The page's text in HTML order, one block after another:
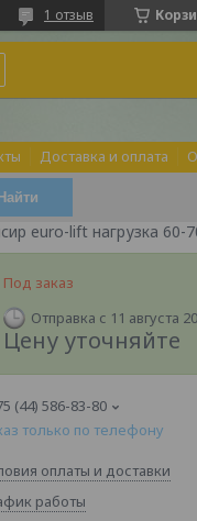
1 отзыв
Доставка и оплата
Найти
euro-lift нагрузка 60-
Под заказ
Отправка с 11 августа
Цену уточняйте
(44) 586-83-80
только по телефону
оплаты и доставки
работы